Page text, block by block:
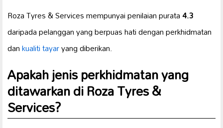
Roza Tyres & Services mempunyai penilaian purata4.3
daripada pelanggan yang berpuas hati dengan perkhidmatan
dankualiti tayaryang diberikan.
Apakah jenis perkhidmatan yang
ditawarkan di Roza Tyres &
Services?